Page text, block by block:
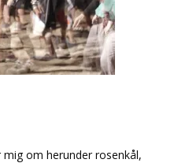
om herunder rosenkål,